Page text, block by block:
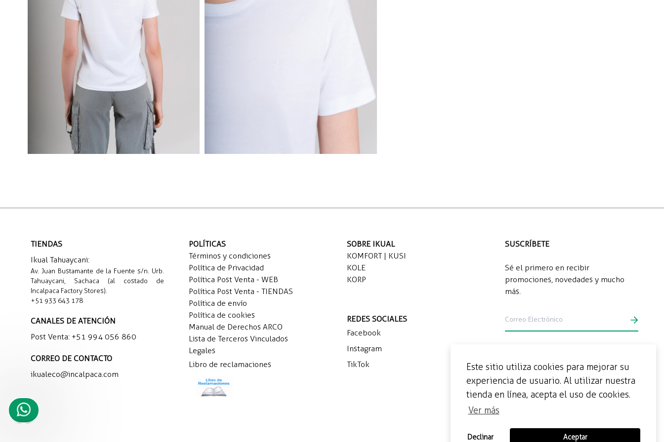
TIENDAS
Ikual Tahuaycani:
Av. Juan Bustamante de la Fuente s/n. Urb.
Tahuaycani, Sachaca (al costado de
Incalpaca Factory Stores).
+51 933 643 178
CANALES DE ATENCIÓN
Post Venta: +51 994 056 860
CORREO DE CONTACTO
ikualeco@incalpaca.com
POLÍTICAS
Términos y condiciones
Política de Privacidad
Política Post Venta - WEB
Política Post Venta - TIENDAS
Política de envío
Política de cookies
Manual de Derechos ARCO
Lista de Terceros Vinculados
Legales
Libro de reclamaciones
SOBRE IKUAL
KOMFORT | KUSI
KOLE
KORP
REDES SOCIALES
Facebook
Instagram
TikTok
SUSCRÍBETE
Sé el primero en recibir
promociones, novedades y mucho
más.
Este sitio utiliza cookies para mejorar su
experiencia de usuario. Al utilizar nuestra
tienda en línea, acepta el uso de cookies.
Ver más
Declinar Aceptar